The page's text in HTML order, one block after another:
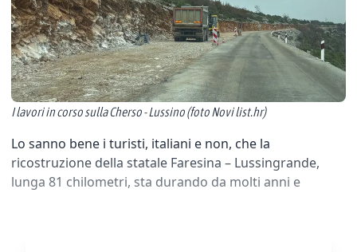
I lavori in corso sulla Cherso - Lussino (foto Novi list.hr)
Lo sanno bene i turisti, italiani e non, che la
ricostruzione della statale Faresina – Lussingrande,
lunga 81 chilometri, sta durando da molti anni e